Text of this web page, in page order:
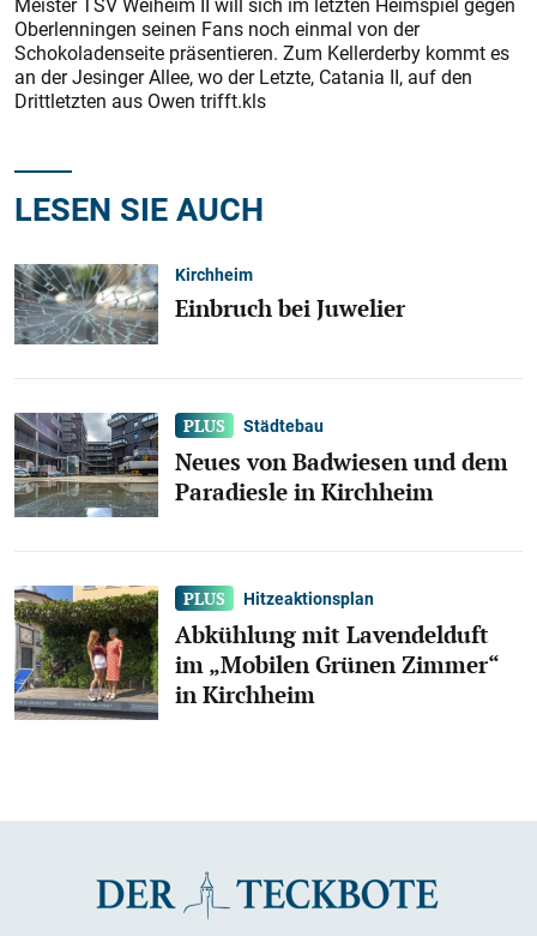
Oberlenningen seinen Fans noch einmal von der
Schokoladenseite präsentieren. Zum Kellerderby kommt es
an der Jesinger Allee, wo der Letzte, Catania II, auf den
Drittletzten aus Owen trifft.kls
LESEN SIE AUCH
Kirchheim
Einbruch bei Juwelier
Städtebau
Neues von Badwiesen und dem
Paradiesle in Kirchheim
Hitzeaktionsplan
Abkühlung mit Lavendelduft
im „Mobilen Grünen Zimmer“
in Kirchheim